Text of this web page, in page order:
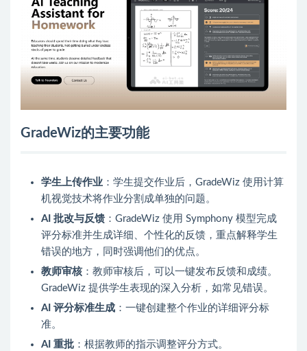
GradeWiz的主要功能
学生上传作业 ：学生提交作业后，GradeWiz 使用计算
机视觉技术将作业分割成单独的问题。
AI 批改与反馈 ：GradeWiz 使用 Symphony 模型完成
评分标准并生成详细、个性化的反馈，重点解释学生
错误的地方，同时强调他们的优点。
教师审核：教师审核后，可以一键发布反馈和成绩。
GradeWiz 提供学生表现的深入分析，如常见错误。
AI 评分标准生成 ：一键创建整个作业的详细评分标
准。
AI 重批 ：根据教师的指示调整评分方式。